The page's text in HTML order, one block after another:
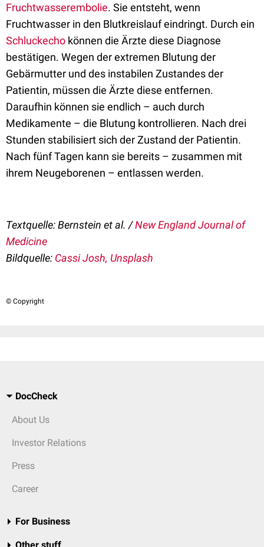
Fruchtwasserembolie. Sie entsteht, wenn
Fruchtwasser in den Blutkreislauf eindringt. Durch ein
Schluckecho können die Ärzte diese Diagnose
bestätigen. Wegen der extremen Blutung der
Gebärmutter und des instabilen Zustandes der
Patientin, müssen die Ärzte diese entfernen.
Daraufhin können sie endlich – auch durch
Medikamente – die Blutung kontrollieren. Nach drei
Stunden stabilisiert sich der Zustand der Patientin.
Nach fünf Tagen kann sie bereits – zusammen mit
ihrem Neugeborenen – entlassen werden.
Textquelle: Bernstein et al. /New England Journal of
Medicine
Bildquelle: Cassi Josh, Unsplash
© Copyright
DocCheck
About Us
Investor Relations
Press
Career
For Business